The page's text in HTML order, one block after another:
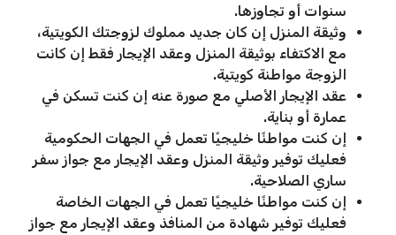
سنوات أو تجاوزها.
وثيقة المنزل إن كان جديد مملوك لزوجتك الكويتية،
مع الاكتفاء بوثيقة المنزل وعقد الإيجار فقط إن كانت
الزوجة مواطنة كويتية.
عقد الإيجار الأصلي مع صورة عنه إن كنت تسكن في
عمارة أو بناية.
إن كنت مواطنًا خليجيًا تعمل في الجهات الحكومية
فعليك توفير وثيقة المنزل وعقد الإيجار مع جواز سفر
ساري الصلاحية.
إن كنت مواطنًا خليجيًا تعمل في الجهات الخاصة
فعليك توفير شهادة من المنافذ وعقد الإيجار مع جواز